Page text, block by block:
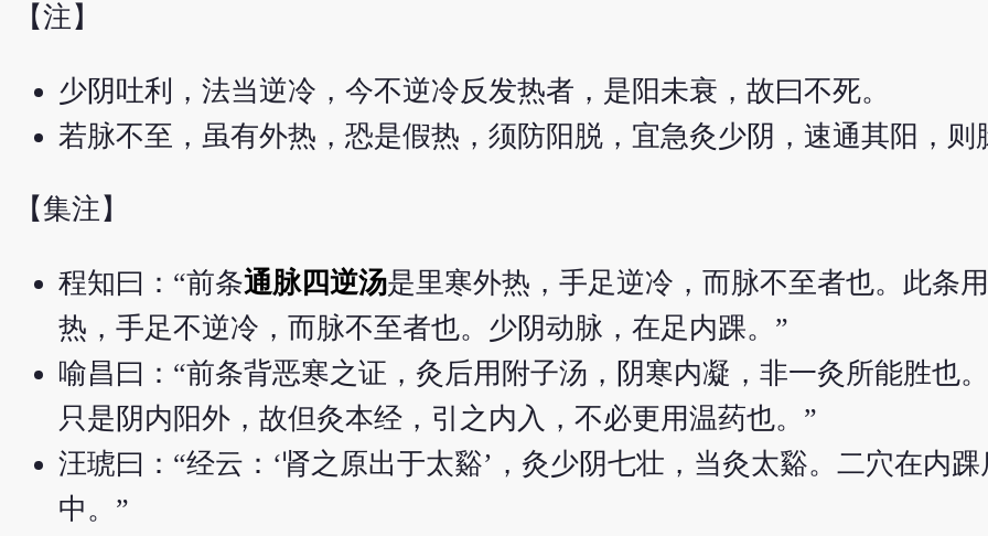
【注】
少阴吐利，法当逆冷，今不逆冷反发热者，是阳未衰，故曰不死。
若脉不至，虽有外热，恐是假热，须防阳脱，宜急灸少阴，速通其阳，则
【集注】
程知曰：“前条通脉四逆汤是里寒外热，手足逆冷，而脉不至者也。此条
热，手足不逆冷，而脉不至者也。少阴动脉，在足内踝。”
喻昌曰：“前条背恶寒之证，灸后用附子汤，阴寒内凝，非一灸所能胜也
只是阴内阳外，故但灸本经，引之内入，不必更用温药也。”
汪琥曰：“经云：‘肾之原出于太谿’，灸少阴七壮，当灸太谿。二穴在内
中。”